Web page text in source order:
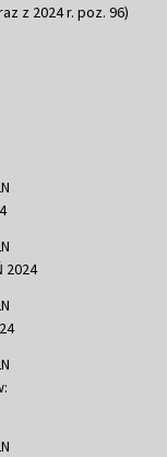
z 2024 r. poz. 96)
2024